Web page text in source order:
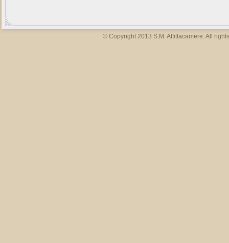
© Copyright 2013 S.M. Affittacamere. All